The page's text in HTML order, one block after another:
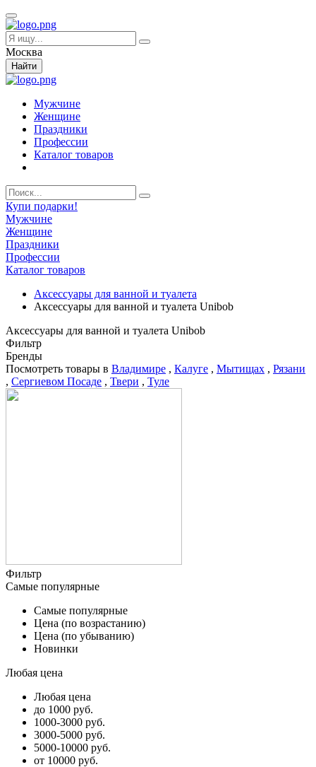
Москва
Найти
Мужчине
Женщине
Праздники
Профессии
Каталог товаров
Купи подарки!
Мужчине
Женщине
Праздники
Профессии
Каталог товаров
Аксессуары для ванной и туалета
Аксессуары для ванной и туалета Unibob
Аксессуары для ванной и туалета Unibob
Фильтр
Бренды
Посмотреть товары в Владимире , Калуге , Мытищах , Рязани
, Сергиевом Посаде , Твери , Туле
Фильтр
Самые популярные
Самые популярные
Цена (по возрастанию)
Цена (по убыванию)
Новинки
Любая цена
Любая цена
до 1000 руб.
1000-3000 руб.
3000-5000 руб.
5000-10000 руб.
от 10000 руб.